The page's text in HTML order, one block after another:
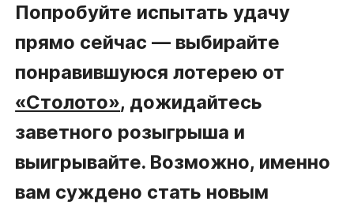
Попробуйте испытать удачу
прямо сейчас — выбирайте
понравившуюся лотерею от
«Столото», дожидайтесь
заветного розыгрыша и
выигрывайте. Возможно, именно
вам суждено стать новым